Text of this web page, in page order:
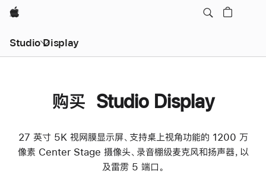
Apple
Studio Display
购买 Studio Display
27 英寸 5K 视网膜显示屏、支持桌上视角功能的 1200 万
像素 Center Stage 摄像头、录音棚级麦克风和扬声器，以
及雷雳 5 端口。